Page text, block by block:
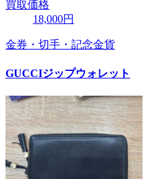
買取価格
18,000円
金券・切手・記念金貨
GUCCIジップウォレット